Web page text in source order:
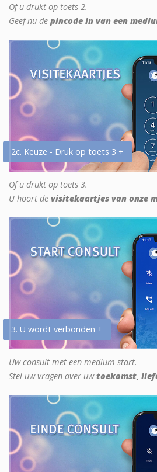
Of u drukt op toets 2.
Geef nu de pincode in van een
2c. Keuze - Druk op toets 3 +
Of u drukt op toets 3.
U hoort de visitekaartjes van onze
3. U wordt verbonden +
Uw consult met een medium start.
Stel uw vragen over uwtoekomst,